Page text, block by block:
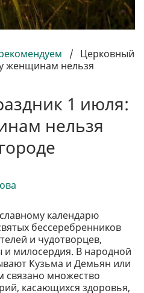
/ Церковный
женщинам нельзя
1 июля:
нельзя
календарю
бессеребренников
и чудотворцев,
милосердия. В народной
Кузьма и Демьян или
связано множество
касающихся здоровья,